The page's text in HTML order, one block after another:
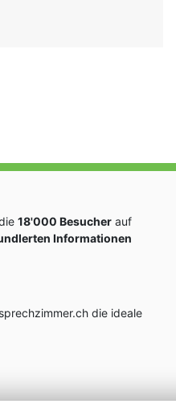
18'000 Besucher auf
Informationen
die ideale